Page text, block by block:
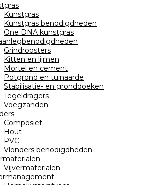
Kunstgras
Kunstgras benodigdheden
One DNA kunstgras
Grindroosters
Kitten en lijmen
Mortel en cement
Potgrond en tuinaarde
Stabilisatie- en gronddoeken
Tegeldragers
Voegzanden
Composiet
Hout
PVC
Vlonders benodigdheden
Vijvermaterialen